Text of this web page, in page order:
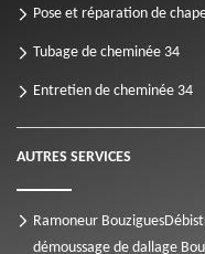
Pose et réparation de
Tubage de cheminée 34
Entretien de cheminée 34
AUTRES SERVICES
Ramoneur Bouzigues
démoussage de dallage